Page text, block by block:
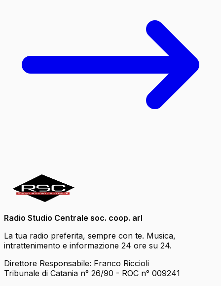
Radio Studio Centrale soc. coop. arl
La tua radio preferita, sempre con te. Musica,
intrattenimento e informazione 24 ore su 24.
Direttore Responsabile: Franco Riccioli
Tribunale di Catania n° 26/90 - ROC n° 009241